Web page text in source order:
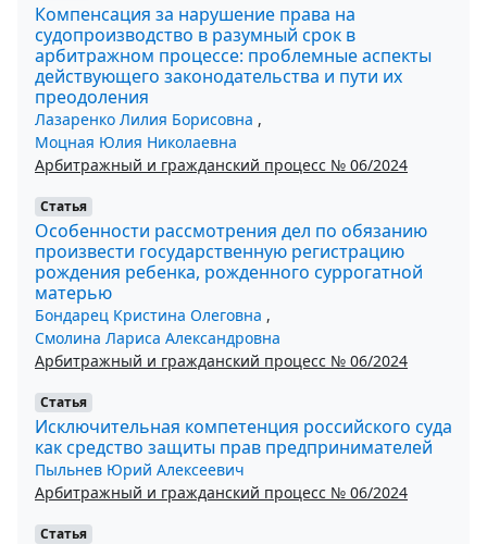
Компенсация за нарушение права на
судопроизводство в разумный срок в
арбитражном процессе: проблемные аспекты
действующего законодательства и пути их
преодоления
Лазаренко Лилия Борисовна ,
Моцная Юлия Николаевна
Арбитражный и гражданский процесс № 06/2024
Статья
Особенности рассмотрения дел по обязанию
произвести государственную регистрацию
рождения ребенка, рожденного суррогатной
матерью
Бондарец Кристина Олеговна ,
Смолина Лариса Александровна
Арбитражный и гражданский процесс № 06/2024
Статья
Исключительная компетенция российского суда
как средство защиты прав предпринимателей
Пыльнев Юрий Алексеевич
Арбитражный и гражданский процесс № 06/2024
Статья